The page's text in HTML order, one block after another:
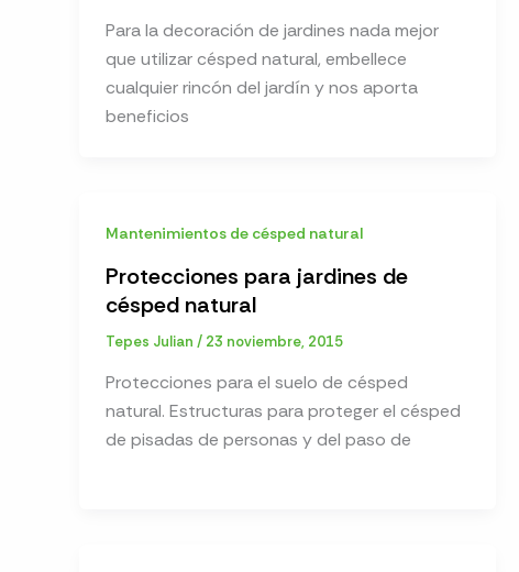
Para la decoración de jardines nada mejor
que utilizar césped natural, embellece
cualquier rincón del jardín y nos aporta
beneficios
Mantenimientos de césped natural
Protecciones para jardines de
césped natural
Tepes Julian / 23 noviembre, 2015
Protecciones para el suelo de césped
natural. Estructuras para proteger el césped
de pisadas de personas y del paso de